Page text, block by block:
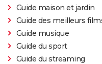
Road" ? Notre critique
The Batman :
bande-annonce...
Piège de cristal
Guide maison et jardin
Guide des meilleurs
Guide musique
Guide du sport
Guide du streaming